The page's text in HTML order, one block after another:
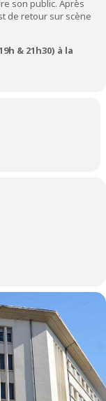
son public. Après
de retour sur scène
& 21h30) à la